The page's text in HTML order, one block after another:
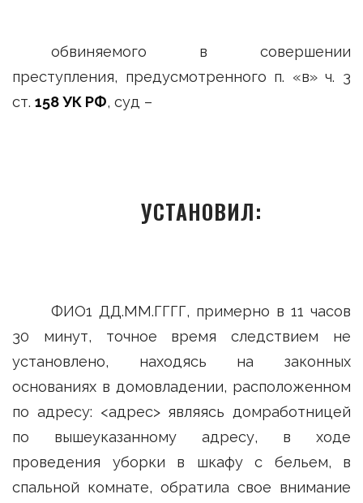
обвиняемого в совершении
преступления, предусмотренного п. «в» ч. 3
ст. 158 УК РФ, суд –
УСТАНОВИЛ:
ФИО1 ДД.ММ.ГГГГ, примерно в 11 часов
30 минут, точное время следствием не
установлено, находясь на законных
основаниях в домовладении, расположенном
по адресу: <адрес> являясь домработницей
по вышеуказанному адресу, в ходе
проведения уборки в шкафу с бельем, в
спальной комнате, обратила свое внимание